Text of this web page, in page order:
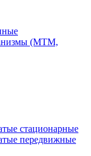
(МТМ,
стационарные
передвижные